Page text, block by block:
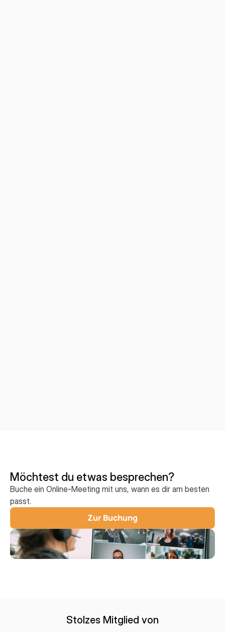
Möchtest du etwas besprechen?
Buche ein Online-Meeting mit uns, wann es dir am besten
passt.
Zur Buchung
Stolzes Mitglied von